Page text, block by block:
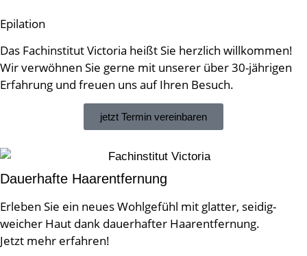
Epilation
Das Fachinstitut Victoria heißt Sie herzlich willkommen!
Wir verwöhnen Sie gerne mit unserer über 30-jährigen
Erfahrung und freuen uns auf Ihren Besuch.
jetzt Termin vereinbaren
Dauerhafte Haarentfernung
Erleben Sie ein neues Wohlgefühl mit glatter, seidig-
weicher Haut dank dauerhafter Haarentfernung.
Jetzt mehr erfahren!